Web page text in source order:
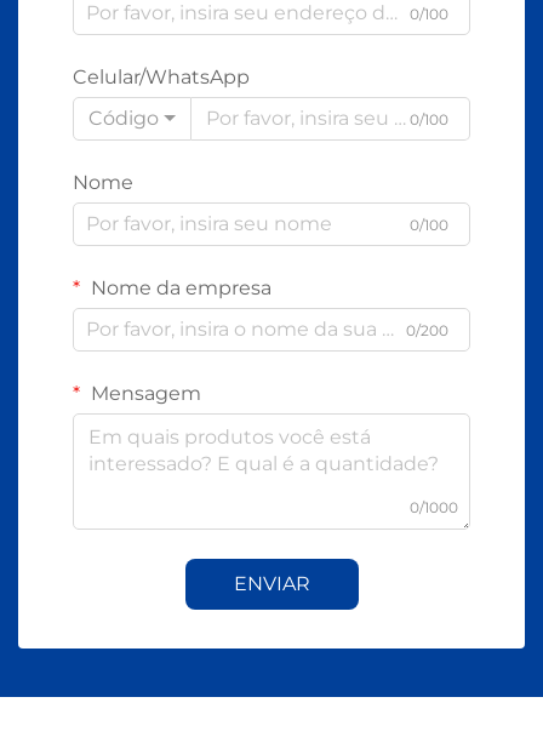
0/100
Celular/WhatsApp
Código
0/100
Nome
0/100
Nome da empresa
0/200
Mensagem
0/1000
ENVIAR